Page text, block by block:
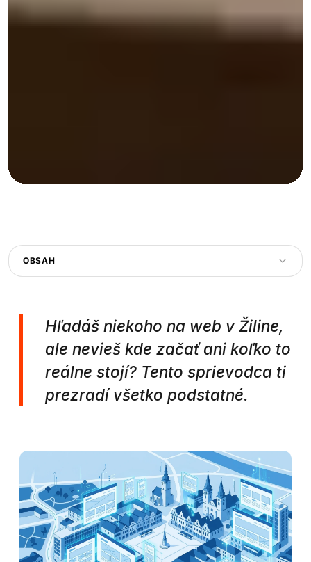
OBSAH
Hľadáš niekoho na web v Žiline,
ale nevieš kde začať ani koľko to
reálne stojí? Tento sprievodca ti
prezradí všetko podstatné.